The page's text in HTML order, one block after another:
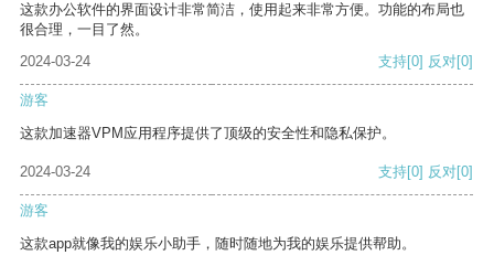
这款办公软件的界面设计非常简洁，使用起来非常方便。功能的布局也
很合理，一目了然。
2024-03-24
支持[0] 反对[0]
游客
这款加速器VPM应用程序提供了顶级的安全性和隐私保护。
2024-03-24 支持[0] 反对[0]
游客
这款app就像我的娱乐小助手，随时随地为我的娱乐提供帮助。